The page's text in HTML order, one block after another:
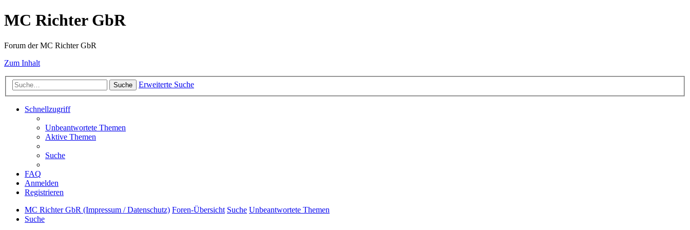
MC Richter GbR
Forum der MC Richter GbR
Zum Inhalt
Suche Erweiterte Suche
Schnellzugriff
Unbeantwortete Themen
Aktive Themen
Suche
FAQ
Anmelden
Registrieren
MC Richter GbR (Impressum / Datenschutz) Foren-Übersicht Suche Unbeantwortete Themen
Suche